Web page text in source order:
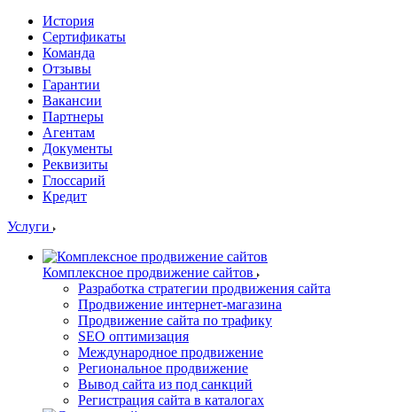
История
Сертификаты
Команда
Отзывы
Гарантии
Вакансии
Партнеры
Агентам
Документы
Реквизиты
Глоссарий
Кредит
Услуги
Комплексное продвижение сайтов
Разработка стратегии продвижения сайта
Продвижение интернет-магазина
Продвижение сайта по трафику
SEO оптимизация
Международное продвижение
Региональное продвижение
Вывод сайта из под санкций
Регистрация сайта в каталогах